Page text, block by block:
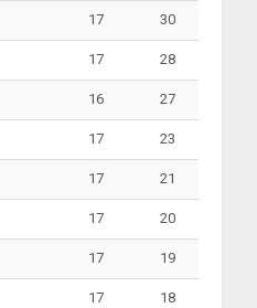
17 30
17 28
16 27
17 23
17 21
17 20
17 19
17 18